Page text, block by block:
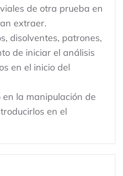
de otra prueba en
extraer.
disolventes, patrones,
de iniciar el análisis
en el inicio del
en la manipulación de
en el